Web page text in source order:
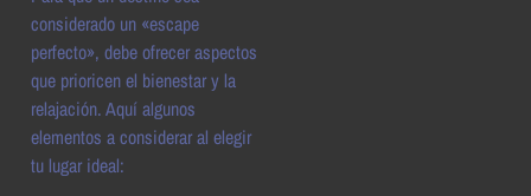
considerado un «escape
perfecto», debe ofrecer aspectos
que prioricen el bienestar y la
relajación. Aquí algunos
elementos a considerar al elegir
tu lugar ideal: